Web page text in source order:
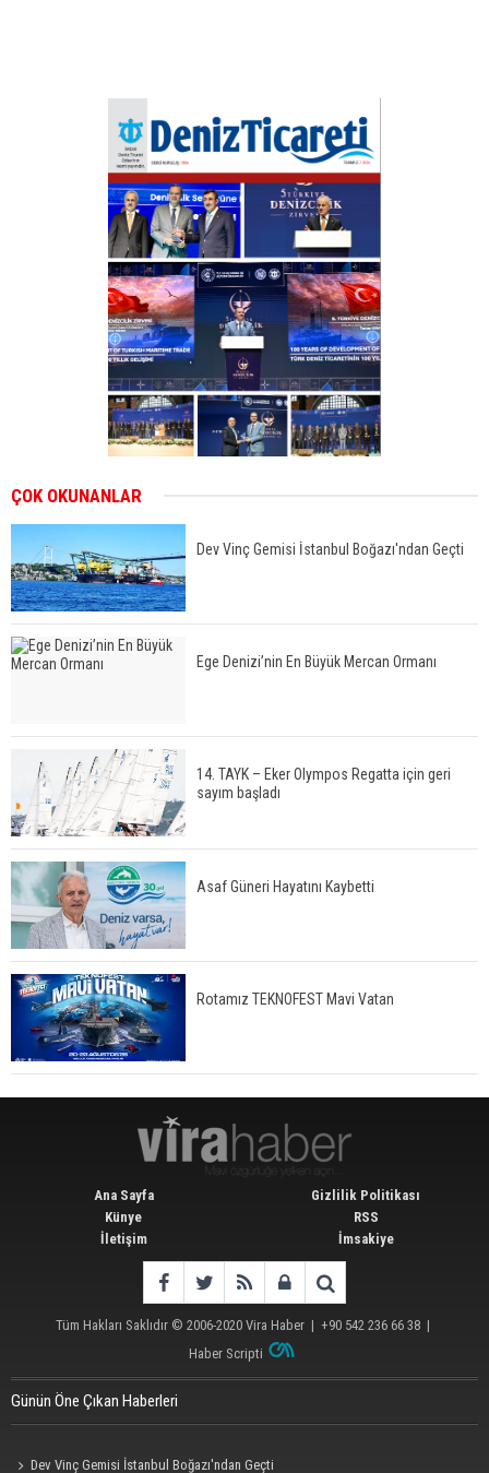
ÇOK OKUNANLAR
Dev Vinç Gemisi İstanbul Boğazı'ndan Geçti
Ege Denizi’nin En Büyük Mercan Ormanı
14. TAYK – Eker Olympos Regatta için geri
sayım başladı
Asaf Güneri Hayatını Kaybetti
Rotamız TEKNOFEST Mavi Vatan
Ana Sayfa
Künye
İletişim
Gizlilik Politikası
RSS
İmsakiye
Tüm Hakları Saklıdır © 2006-2020 Vira Haber | +90 542 236 66 38 |
Haber Scripti
Günün Öne Çıkan Haberleri
Dev Vinç Gemisi İstanbul Boğazı'ndan Geçti